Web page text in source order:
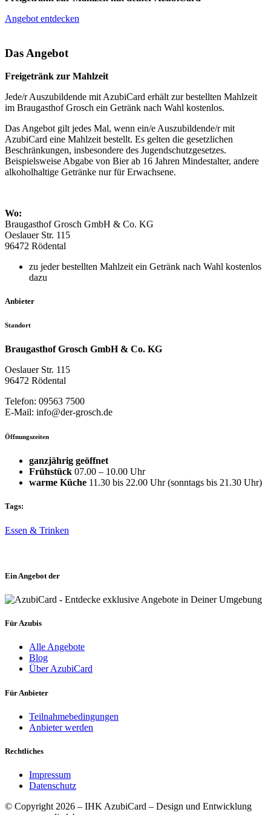
Angebot entdecken
Das Angebot
Freigetränk zur Mahlzeit
Jede/r Auszubildende mit AzubiCard erhält zur bestellten Mahlzeit
im Braugasthof Grosch ein Getränk nach Wahl kostenlos.
Das Angebot gilt jedes Mal, wenn ein/e Auszubildende/r mit
AzubiCard eine Mahlzeit bestellt. Es gelten die gesetzlichen
Beschränkungen, insbesondere des Jugendschutzgesetzes.
Beispielsweise Abgabe von Bier ab 16 Jahren Mindestalter, andere
alkoholhaltige Getränke nur für Erwachsene.
Wo:
Braugasthof Grosch GmbH & Co. KG
Oeslauer Str. 115
96472 Rödental
zu jeder bestellten Mahlzeit ein Getränk nach Wahl kostenlos
dazu
Anbieter
Standort
Braugasthof Grosch GmbH & Co. KG
Oeslauer Str. 115
96472 Rödental
Telefon: 09563 7500
E-Mail: info@der-grosch.de
Öffnungszeiten
ganzjährig geöffnet
Frühstück 07.00 – 10.00 Uhr
warme Küche 11.30 bis 22.00 Uhr (sonntags bis 21.30 Uhr)
Tags:
Essen & Trinken
Ein Angebot der
Für Azubis
Alle Angebote
Blog
Über AzubiCard
Für Anbieter
Teilnahmebedingungen
Anbieter werden
Rechtliches
Impressum
Datenschutz
© Copyright 2026 – IHK AzubiCard – Design und Entwicklung